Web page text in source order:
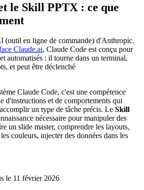
le Skill PPTX : ce que
(outil en ligne de commande) d'Anthropic.
Claude.ai, Claude Code est conçu pour
automatisés : il tourne dans un terminal,
et peut être déclenché
Claude Code, c'est une compétence
d'instructions et de comportements qui
un type de tâche précis. Le Skill
nécessaire pour manipuler des
un slide master, comprendre les layouts,
couleurs, injecter des données dans les
le 11 février 2026